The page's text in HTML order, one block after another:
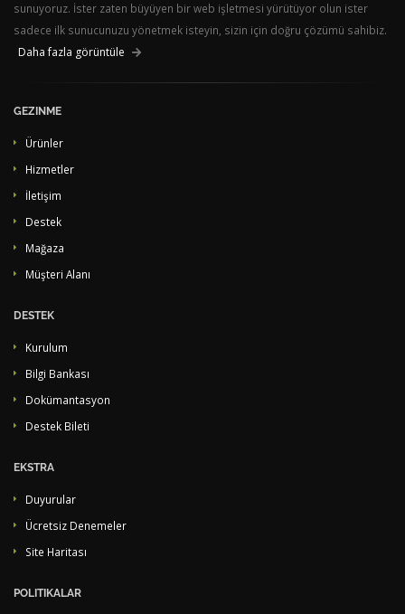
sunuyoruz. İster zaten büyüyen bir web işletmesi yürütüyor olun ister
sadece ilk sunucunuzu yönetmek isteyin, sizin için doğru çözümü sahibiz.
Daha fazla görüntüle
GEZINME
Ürünler
Hizmetler
İletişim
Destek
Mağaza
Müşteri Alanı
DESTEK
Kurulum
Bilgi Bankası
Dokümantasyon
Destek Bileti
EKSTRA
Duyurular
Ücretsiz Denemeler
Site Haritası
POLITIKALAR